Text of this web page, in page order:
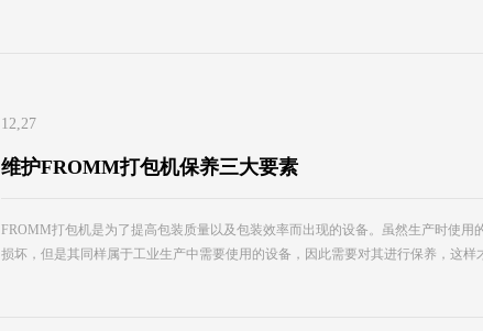
12,27
维护FROMM打包机保养三大要素
FROMM打包机是为了提高包装质量以及包装效率而出现的设备。虽然生产时使
损坏，但是其同样属于工业生产中需要使用的设备，因此需要对其进行保养，这